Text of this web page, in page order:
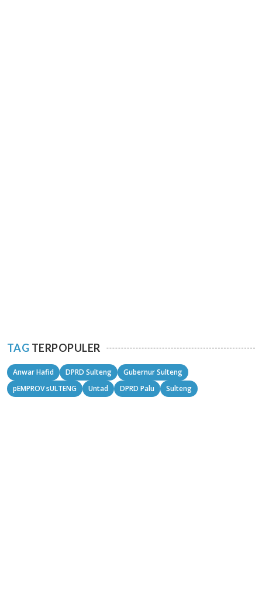
TAG TERPOPULER
Anwar Hafid DPRD Sulteng
Gubernur Sulteng
pEMPROV sULTENG
Untad DPRD Palu Sulteng